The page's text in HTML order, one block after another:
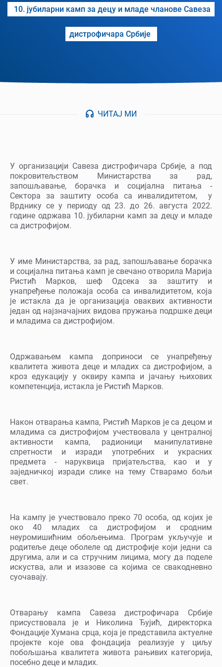
10. јубиларни камп за децу и младе чланове Савеза
дистрофичара Србије
ЧИТАЈ МИ
У организацији Савеза дистрофичара Србије, а под
покровитељством Министарства за рад,
запошљавање, борачка и социјална питања -
Сектора за заштиту особа са инвалидитетом, у
Врднику се у периоду од 23. до 26. августа 2022.
године одржава 10. јубиларни камп за децу и младе
са дистрофијом.
У име Министарства, за рад, запошљавање борачка
и социјална питања камп је свечано отворила Марија
Ристић Марков, шеф Одсека за заштиту и
унапређење положаја особа са инвалидитетом, којa
je истакла да је организација оваквих активности
један од најзначајних видова пружања подршке деци
и младима са дистрофијом.
Одржавањем кампа доприноси се унапређењу
квалитета живота деце и младих са дистрофијом, а
кроз едукацију у оквиру кампа и јачању њихових
компетенција, истакла је Ристић Марков.
Након отварања кампа, Ристић Марков је са децом и
младима са дистрофијом учествовала у централној
активности кампа, радионици манипулативне
спретности и изради употребних и украсних
предмета - наруквица пријатељства, као и у
заједничкој изради слике на тему Стварамо бољи
свет.
На кампу је учествовало преко 70 особа, од којих је
око 40 младих са дистрофијом и сродним
неуромишићним обољењима. Програм укључује и
родитеље деце оболеле од дистрофије који једни са
другима, али и са стручним лицима, могу да поделе
искуства, али и изазове са којима се свакодневно
суочавају.
Отварању кампа Савеза дистрофичара Србије
присуствовала је и Николина Ђујић, директорка
Фондације Хумана срца, која је представила актуелне
пројекте које ова фондација реализује у циљу
побољшања квалитета живота рањивих категорија,
посебно деце и младих.